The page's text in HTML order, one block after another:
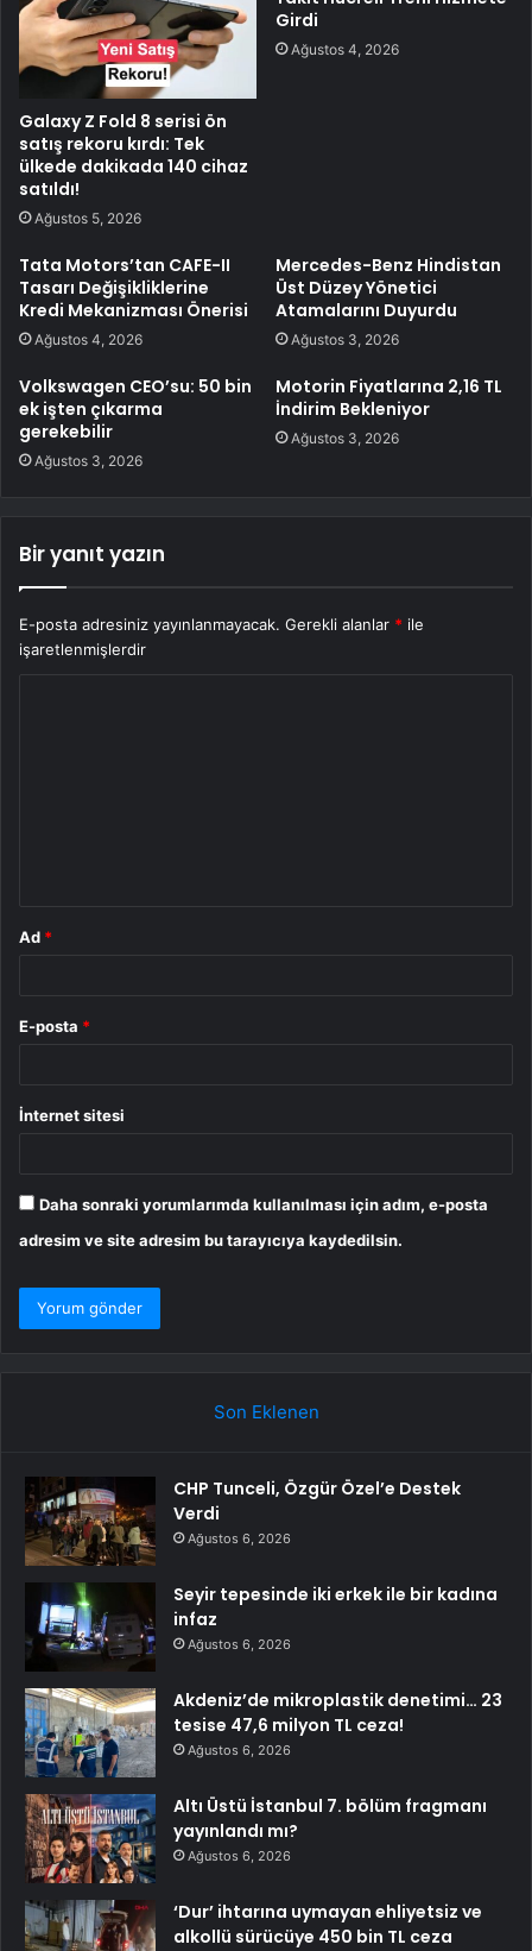
Galaxy Z Fold 8 serisi ön
satış rekoru kırdı: Tek
ülkede dakikada 140 cihaz
satıldı!
Ağustos 5, 2026
Girdi
Ağustos 4, 2026
Tata Motors’tan CAFE-II
Tasarı Değişikliklerine
Kredi Mekanizması Önerisi
Ağustos 4, 2026
Mercedes-Benz Hindistan
Üst Düzey Yönetici
Atamalarını Duyurdu
Ağustos 3, 2026
Volkswagen CEO’su: 50 bin
ek işten çıkarma
gerekebilir
Ağustos 3, 2026
Motorin Fiyatlarına 2,16 TL
İndirim Bekleniyor
Ağustos 3, 2026
Bir yanıt yazın
E-posta adresiniz yayınlanmayacak. Gerekli alanlar * ile
işaretlenmişlerdir
Ad *
E-posta *
İnternet sitesi
Daha sonraki yorumlarımda kullanılması için adım, e-posta
adresim ve site adresim bu tarayıcıya kaydedilsin.
Son Eklenen
CHP Tunceli, Özgür Özel’e Destek
Verdi
Ağustos 6, 2026
Seyir tepesinde iki erkek ile bir kadına
infaz
Ağustos 6, 2026
Akdeniz’de mikroplastik denetimi… 23
tesise 47,6 milyon TL ceza!
Ağustos 6, 2026
Altı Üstü İstanbul 7. bölüm fragmanı
yayınlandı mı?
Ağustos 6, 2026
‘Dur’ ihtarına uymayan ehliyetsiz ve
alkollü sürücüye 450 bin TL ceza